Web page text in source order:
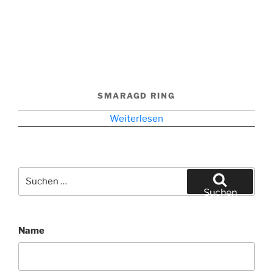
SMARAGD RING
Weiterlesen
nach:
Suchen
Name